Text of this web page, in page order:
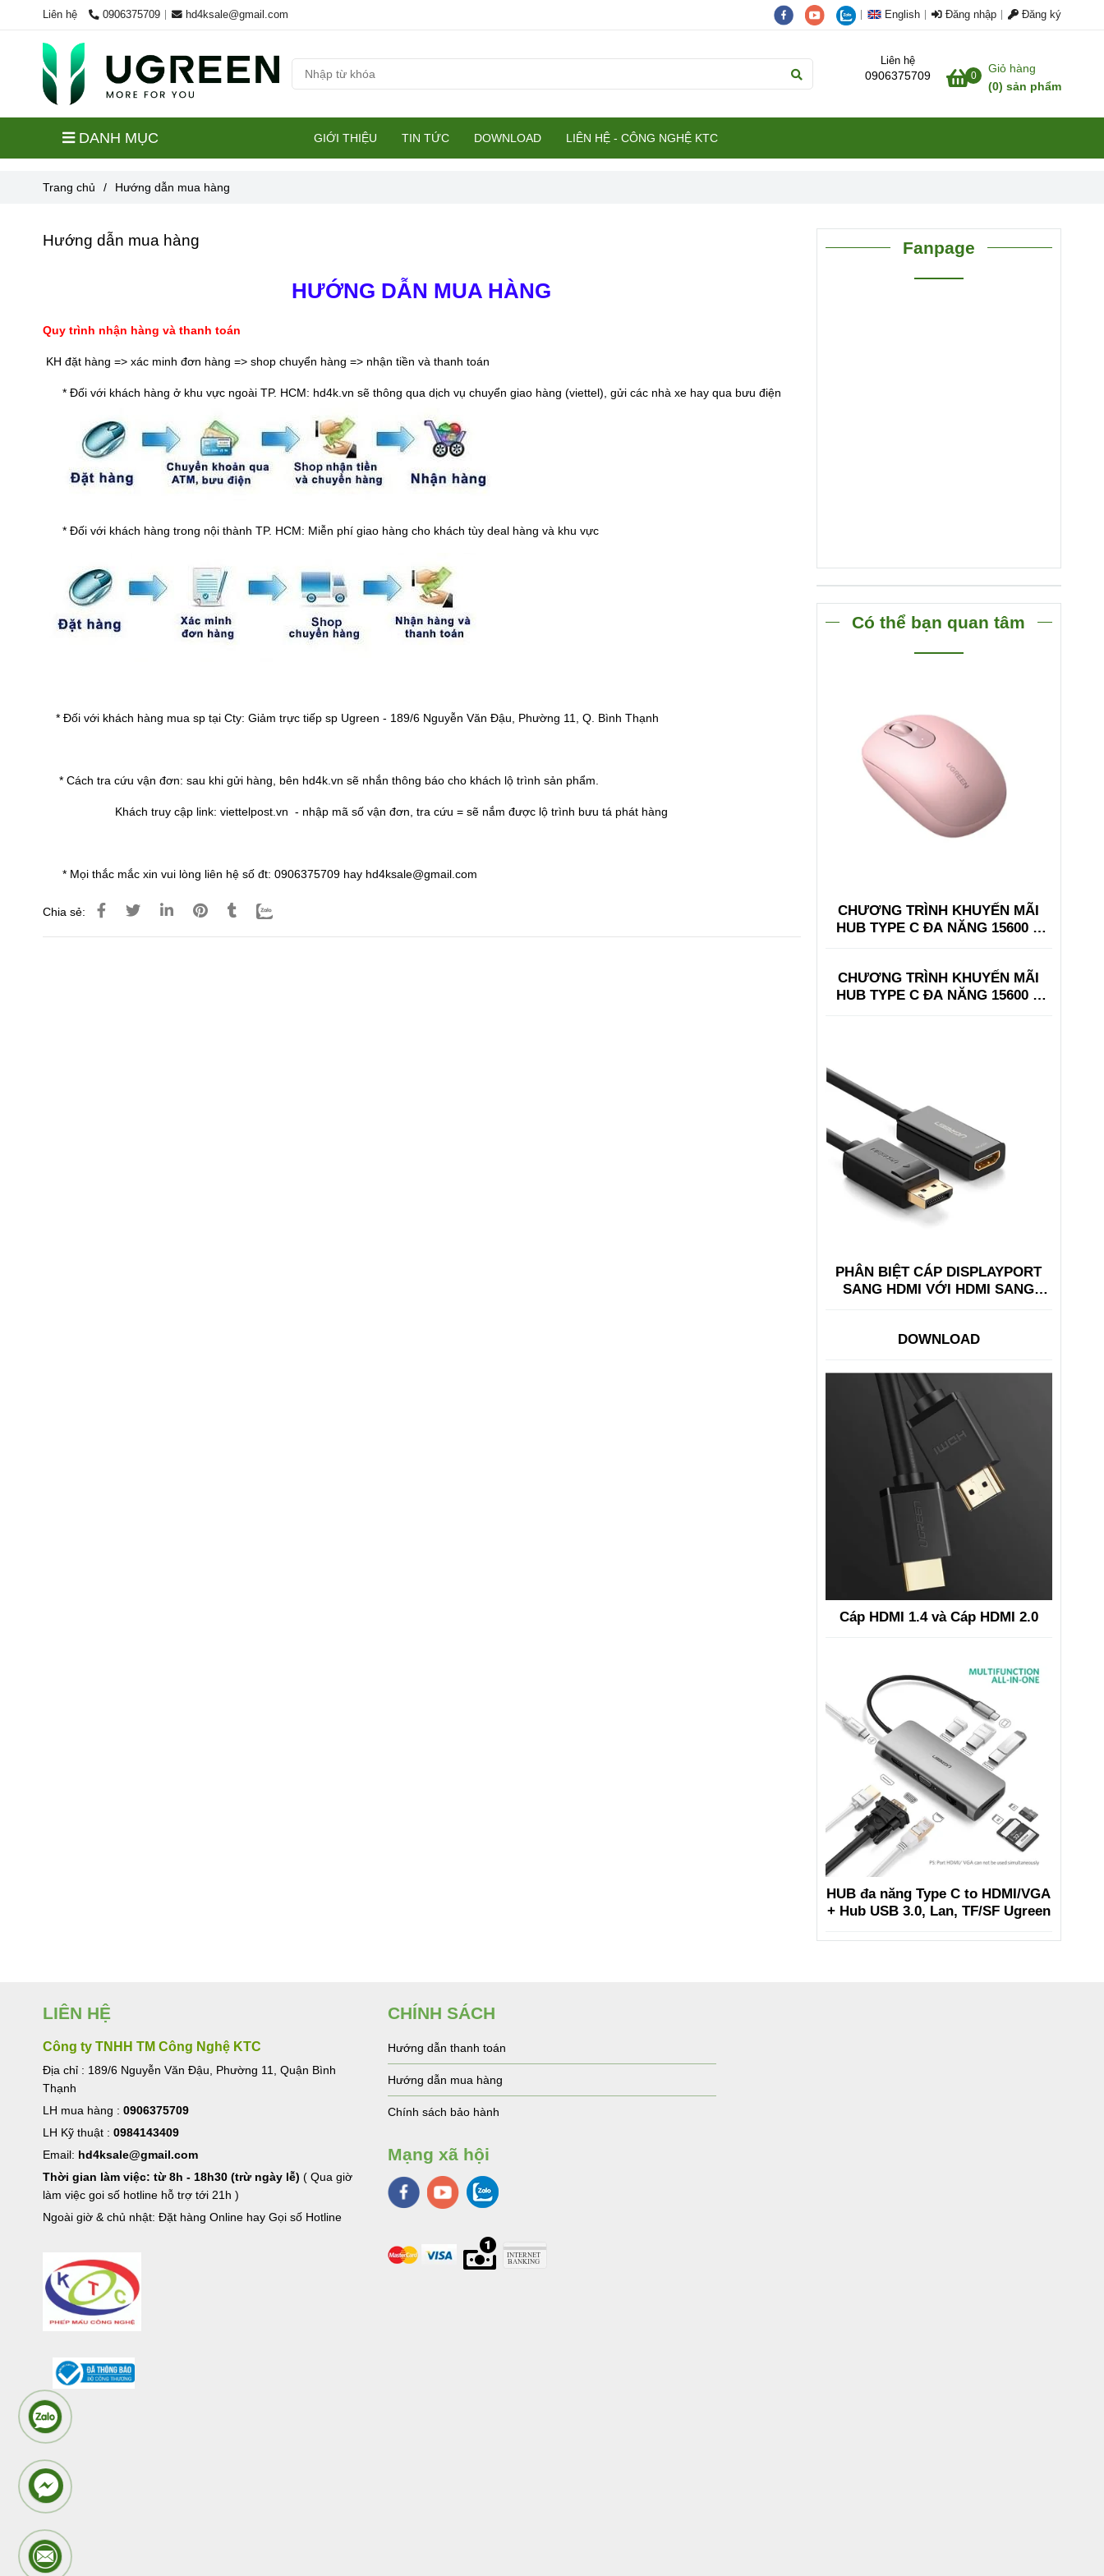
Liên hệ 0906375709 hd4ksale@gmail.com English Đăng nhập Đăng ký
Liên hệ
0906375709 0
Giỏ hàng
(0) sản phẩm
DANH MỤC GIỚI THIỆU TIN TỨC DOWNLOAD LIÊN HỆ - CÔNG NGHỆ KTC
Trang chủ / Hướng dẫn mua hàng
Hướng dẫn mua hàng
HƯỚNG DẪN MUA HÀNG
Quy trình nhận hàng và thanh toán
KH đặt hàng => xác minh đơn hàng => shop chuyển hàng => nhận tiền và thanh toán
* Đối với khách hàng ở khu vực ngoài TP. HCM: hd4k.vn sẽ thông qua dịch vụ chuyển giao hàng (viettel), gửi các nhà xe hay qua bưu điện
* Đối với khách hàng trong nội thành TP. HCM: Miễn phí giao hàng cho khách tùy deal hàng và khu vực
* Đối với khách hàng mua sp tại Cty: Giảm trực tiếp sp Ugreen - 189/6 Nguyễn Văn Đậu, Phường 11, Q. Bình Thạnh
* Cách tra cứu vận đơn: sau khi gửi hàng, bên hd4k.vn sẽ nhắn thông báo cho khách lộ trình sản phẩm.
Khách truy cập link: viettelpost.vn - nhập mã số vận đơn, tra cứu = sẽ nắm được lộ trình bưu tá phát hàng
* Mọi thắc mắc xin vui lòng liên hệ số đt: 0906375709 hay hd4ksale@gmail.com
Chia sẻ:
Fanpage
Có thể bạn quan tâm
CHƯƠNG TRÌNH KHUYẾN MÃI
HUB TYPE C ĐA NĂNG 15600 +
CHƯƠNG TRÌNH KHUYẾN MÃI
HUB TYPE C ĐA NĂNG 15600 +
PHÂN BIỆT CÁP DISPLAYPORT
SANG HDMI VỚI HDMI SANG
DOWNLOAD
Cáp HDMI 1.4 và Cáp HDMI 2.0
HUB đa năng Type C to HDMI/VGA
+ Hub USB 3.0, Lan, TF/SF Ugreen
LIÊN HỆ
Công ty TNHH TM Công Nghệ KTC
Địa chỉ : 189/6 Nguyễn Văn Đậu, Phường 11, Quận Bình
Thạnh
LH mua hàng : 0906375709
LH Kỹ thuật : 0984143409
Email: hd4ksale@gmail.com
Thời gian làm việc: từ 8h - 18h30 (trừ ngày lễ) ( Qua giờ
làm việc goi số hotline hỗ trợ tới 21h )
Ngoài giờ & chủ nhật: Đặt hàng Online hay Gọi số Hotline
CHÍNH SÁCH
Hướng dẫn thanh toán
Hướng dẫn mua hàng
Chính sách bảo hành
Mạng xã hội